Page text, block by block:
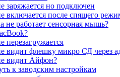
заряжается но подключен
включается после спящего
не работает сенсорная мышь?
перезагружается
видит флешку микро СД через
видит Айфон?
к заводским настройкам